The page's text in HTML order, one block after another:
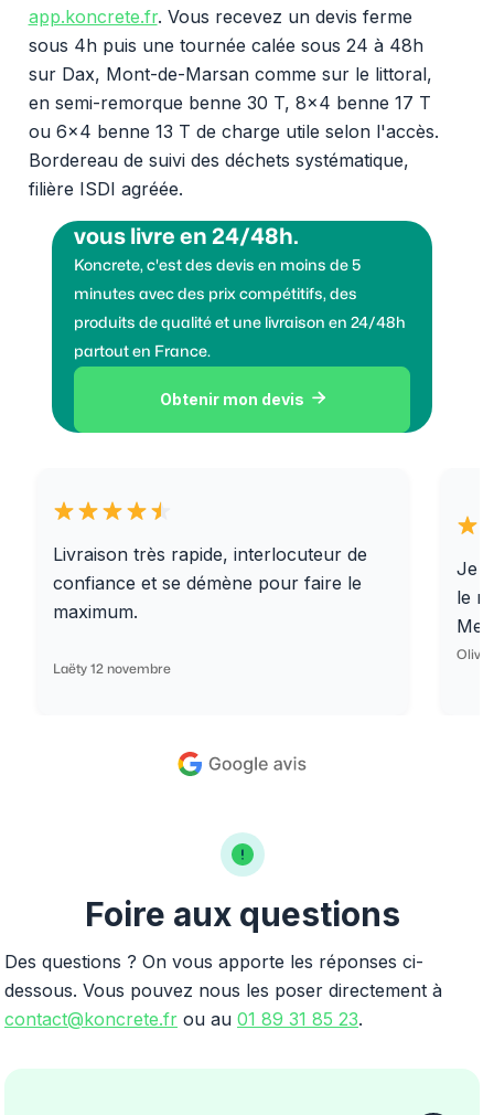
app.koncrete.fr. Vous recevez un devis ferme
sous 4h puis une tournée calée sous 24 à 48h
sur Dax, Mont-de-Marsan comme sur le littoral,
en semi-remorque benne 30 T, 8x4 benne 17 T
ou 6x4 benne 13 T de charge utile selon l'accès.
Bordereau de suivi des déchets systématique,
filière ISDI agréée.
vous livre en 24/48h.
Koncrete, c'est des devis en moins de 5
minutes avec des prix compétitifs, des
produits de qualité et une livraison en 24/48h
partout en France.
Obtenir mon devis 
Livraison très rapide, interlocuteur de
confiance et se démène pour faire le
maximum.
Laëty 12 novembre
Je
le
Foire aux questions
Des questions ? On vous apporte les réponses ci-
dessous. Vous pouvez nous les poser directement à
contact@koncrete.fr ou au 01 89 31 85 23.